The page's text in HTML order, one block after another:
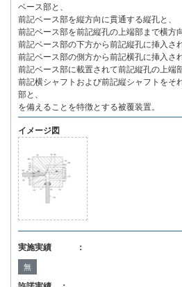
ベース部と、
前記ベース部を縦方向に貫通する縦孔と、
前記ベース部を前記縦孔の上端部まで横方
前記ベース部の下方から前記縦孔に挿入さ
前記ベース部の側方から前記横孔に挿入さ
前記ベース部に載置されて前記縦孔の上端
前記横シャフトおよび前記縦シャフトをそ
部と、
を備えることを特徴とする被覆装置。
イメージ図
実施実績 ：
無